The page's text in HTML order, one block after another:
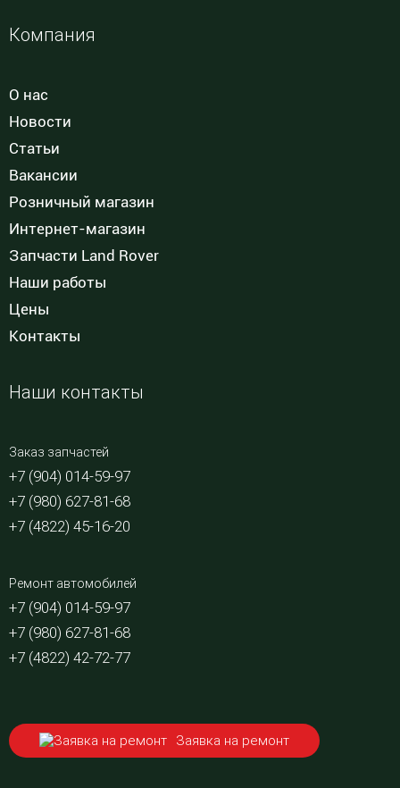
Компания
О нас
Новости
Статьи
Вакансии
Розничный магазин
Интернет-магазин
Запчасти Land Rover
Наши работы
Цены
Контакты
Наши контакты
Заказ запчастей
+7 (904) 014-59-97
+7 (980) 627-81-68
+7 (4822) 45-16-20
Ремонт автомобилей
+7 (904) 014-59-97
+7 (980) 627-81-68
+7 (4822) 42-72-77
Заявка на ремонт